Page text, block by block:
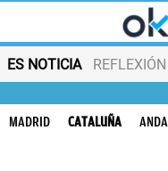
ES NOTICIA
MADRID CATALUÑA